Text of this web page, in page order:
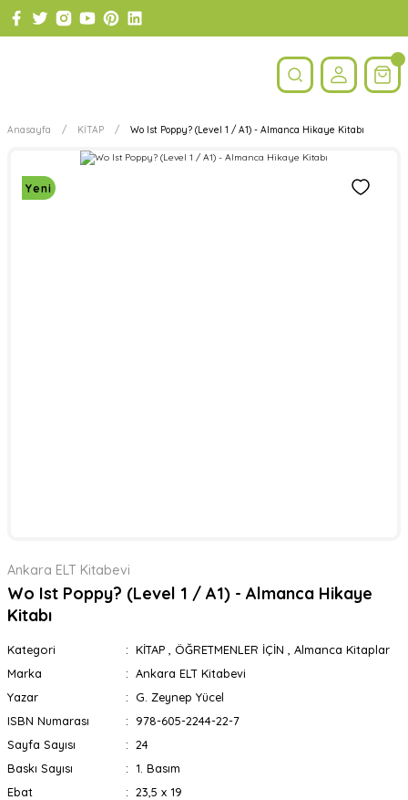
Anasayfa KİTAP Wo Ist Poppy? (Level 1 / A1) - Almanca Hikaye Kitabı
Yeni
Ankara ELT Kitabevi
Wo Ist Poppy? (Level 1 / A1) - Almanca Hikaye
Kitabı
Kategori KİTAP ÖĞRETMENLER İÇİN
Almanca Kitaplar
Marka
Ankara ELT Kitabevi
Yazar
G. Zeynep Yücel
ISBN Numarası
978-605-2244-22-7
Sayfa Sayısı
24
Baskı Sayısı
1. Basım
Ebat
23,5 x 19